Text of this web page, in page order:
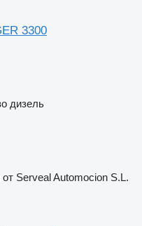
3300
дизель
Serveal Automocion S.L.